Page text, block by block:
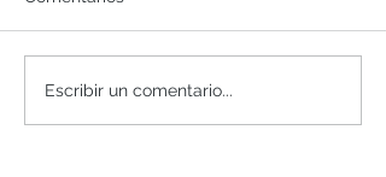
Escribir un comentario...